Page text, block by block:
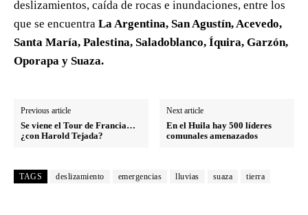
deslizamientos, caída de rocas e inundaciones, entre los
que se encuentra La Argentina, San Agustín, Acevedo,
Santa María, Palestina, Saladoblanco, Íquira, Garzón,
Oporapa y Suaza.
Previous article
Se viene el Tour de Francia…
¿con Harold Tejada?
Next article
En el Huila hay 500 líderes
comunales amenazados
TAGS deslizamiento emergencias lluvias suaza tierra